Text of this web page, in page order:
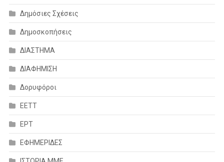
Δημόσιες Σχέσεις
Δημοσκοπήσεις
ΔΙΑΣΤΗΜΑ
ΔΙΑΦΗΜΙΣΗ
Δορυφόροι
ΕΕΤΤ
ΕΡΤ
ΕΦΗΜΕΡΙΔΕΣ